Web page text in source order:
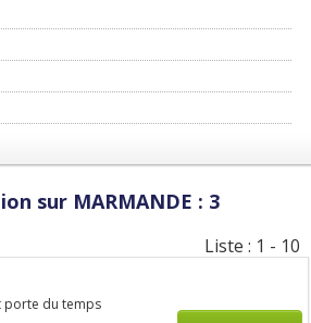
sur MARMANDE : 3
Liste : 1 - 10
porte du temps